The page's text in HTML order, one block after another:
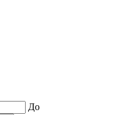
До